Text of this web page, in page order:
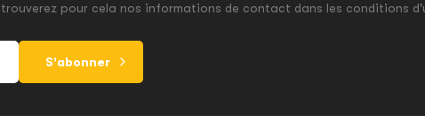
pour cela nos informations de contact dans les conditions
S'abonner